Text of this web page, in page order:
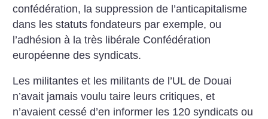
confédération, la suppression de l’anticapitalisme
dans les statuts fondateurs par exemple, ou
l’adhésion à la très libérale Confédération
européenne des syndicats.
Les militantes et les militants de l’UL de Douai
n’avait jamais voulu taire leurs critiques, et
n’avaient cessé d’en informer les 120 syndicats ou